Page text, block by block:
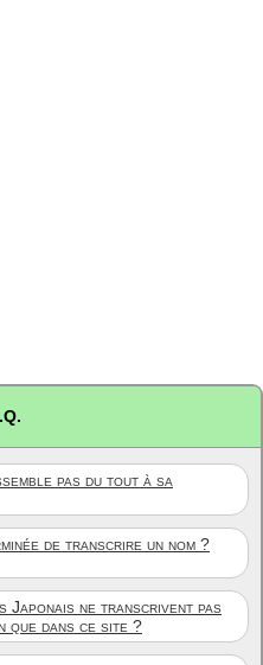
pas du tout à sa
de transcrire un nom ?
Japonais ne transcrivent pas
que dans ce site ?